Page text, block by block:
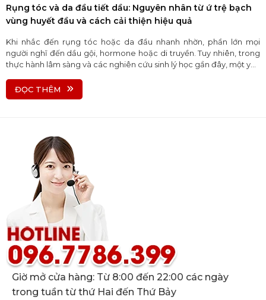
Rụng tóc và da đầu tiết dầu: Nguyên nhân từ ứ trệ bạch
vùng huyết đầu và cách cải thiện hiệu quả
Khi nhắc đến rụng tóc hoặc da đầu nhanh nhờn, phần lớn mọi
người nghĩ đến dầu gội, hormone hoặc di truyền. Tuy nhiên, trong
thực hành lâm sàng và các nghiên cứu sinh lý học gần đây, một yếu
huyết của da đầu.
ĐỌC THÊM
Giờ mở cửa hàng: Từ 8:00 đến 22:00 các ngày
trong tuần từ thứ Hai đến Thứ Bảy